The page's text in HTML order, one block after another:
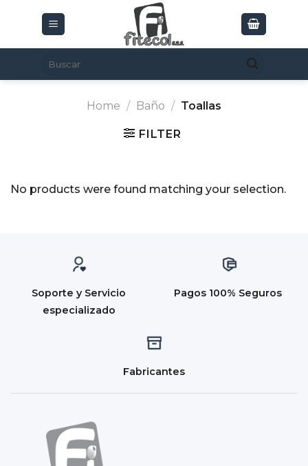
Search
Home / Baño / Toallas
FILTER
No products were found matching your selection.
Soporte y Servicio
especializado
Pagos 100% Seguros
Fabricantes